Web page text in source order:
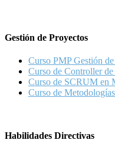
Gestión de Proyectos
Curso PMP Gestión
Curso de Controller
Curso de SCRUM en
Curso de
Habilidades Directivas